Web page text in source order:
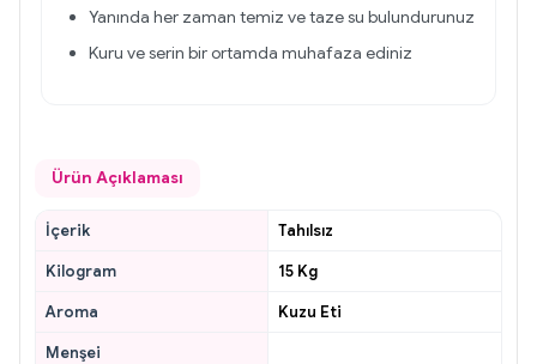
Yanında her zaman temiz ve taze su bulundurunuz
Kuru ve serin bir ortamda muhafaza ediniz
Ürün Açıklaması
İçerik
Tahılsız
Kilogram
15 Kg
Aroma
Kuzu Eti
Menşei